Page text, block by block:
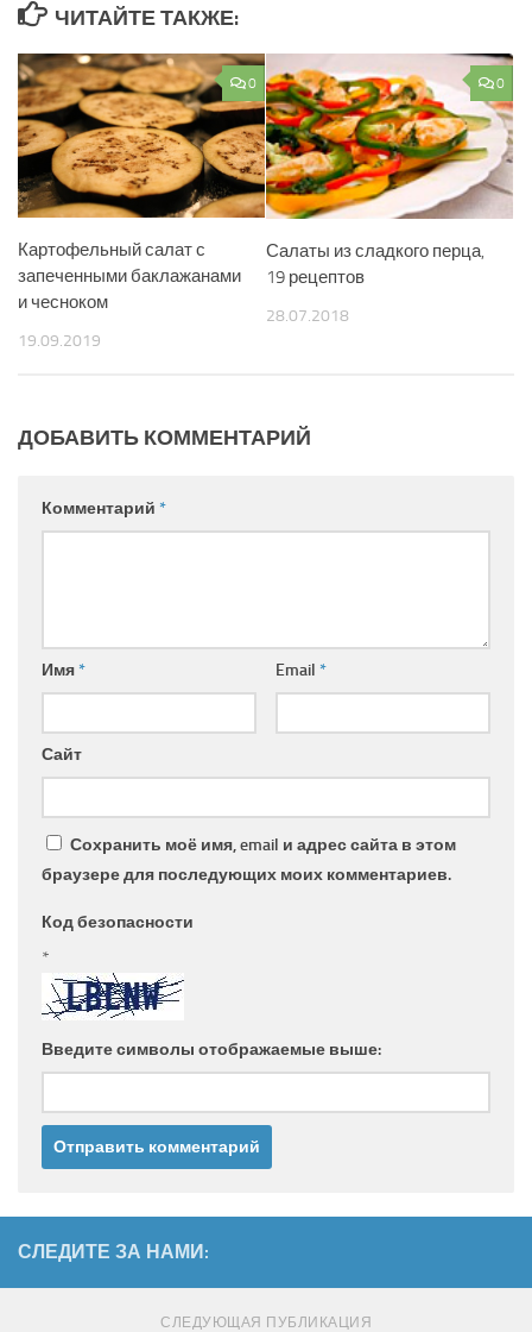
ЧИТАЙТЕ ТАКЖЕ:
0
Картофельный салат с
запеченными баклажанами
и чесноком
19.09.2019
0
Салаты из сладкого перца,
19 рецептов
28.07.2018
ДОБАВИТЬ КОММЕНТАРИЙ
Комментарий *
Имя* Email *
Сайт
Сохранить моё имя, email и адрес сайта в этом
браузере для последующих моих комментариев.
Код безопасности
*
Введите символы отображаемые выше:
СЛЕДИТЕ ЗА НАМИ:
СЛЕДУЮЩАЯ ПУБЛИКАЦИЯ